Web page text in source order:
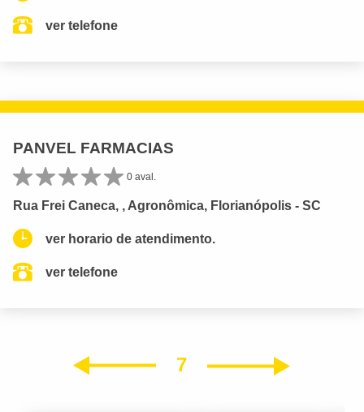
ver telefone
PANVEL FARMACIAS
0 aval.
Rua Frei Caneca, , Agronômica, Florianópolis - SC
ver horario de atendimento.
ver telefone
7